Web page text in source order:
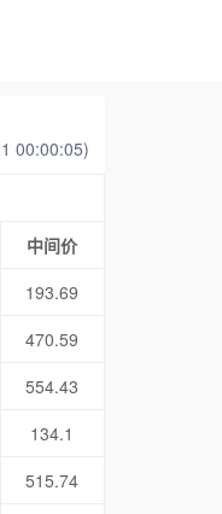
00:00:05)
中间价
193.69
470.59
554.43
134.1
515.74